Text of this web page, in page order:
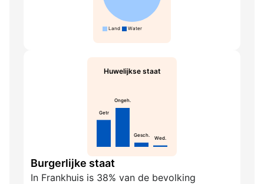
Land Water
Huwelijkse staat
Getr
Ongeh.
Gesch. Wed.
Burgerlijke staat
In Frankhuis is 38% van de bevolking